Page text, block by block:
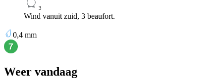
3
Wind vanuit zuid, 3 beaufort.
0,4 mm
Weer vandaag